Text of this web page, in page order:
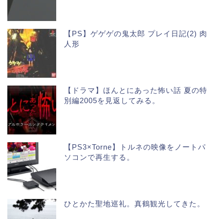
【PS】ゲゲゲの鬼太郎 プレイ日記(2) 肉
人形
【ドラマ】ほんとにあった怖い話 夏の特
別編2005を見返してみる。
【PS3×Torne】トルネの映像をノートパ
ソコンで再生する。
ひとかた聖地巡礼。真鶴観光してきた。